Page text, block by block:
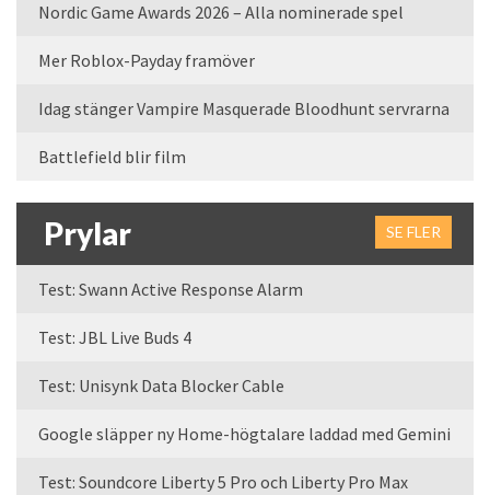
Nordic Game Awards 2026 – Alla nominerade spel
Mer Roblox-Payday framöver
Idag stänger Vampire Masquerade Bloodhunt servrarna
Battlefield blir film
Prylar SE FLER
Test: Swann Active Response Alarm
Test: JBL Live Buds 4
Test: Unisynk Data Blocker Cable
Google släpper ny Home-högtalare laddad med Gemini
Test: Soundcore Liberty 5 Pro och Liberty Pro Max